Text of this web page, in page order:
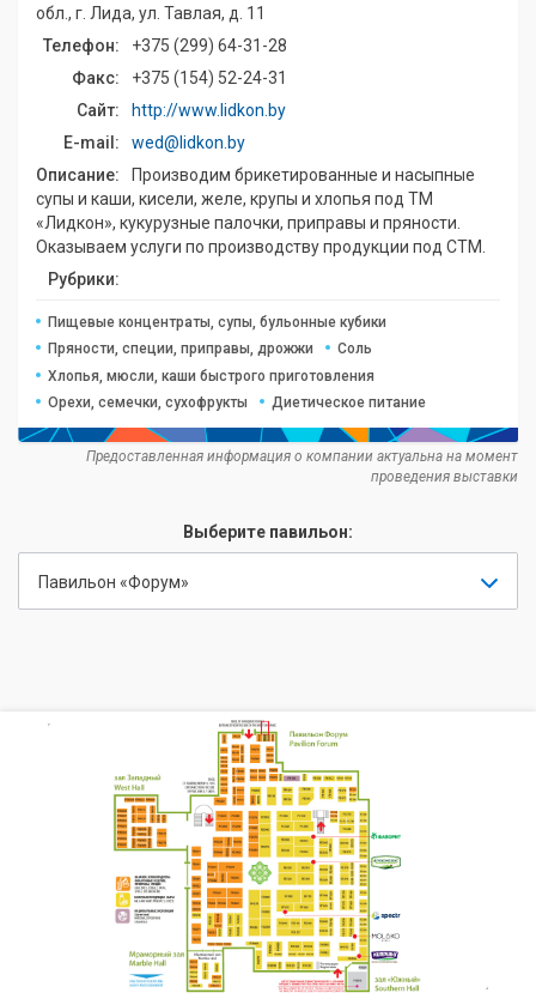
обл., г. Лида, ул. Тавлая, д. 11
Телефон:
+375 (299) 64-31-28
Факс:
+375 (154) 52-24-31
Сайт:
http://www.lidkon.by
E-mail:
wed@lidkon.by
Описание:
Производим брикетированные и насыпные
супы и каши, кисели, желе, крупы и хлопья под ТМ
«Лидкон», кукурузные палочки, приправы и пряности.
Оказываем услуги по производству продукции под СТМ.
Рубрики:
Пищевые концентраты, супы, бульонные кубики
Пряности, специи, приправы, дрожжи
Соль
Хлопья, мюсли, каши быстрого приготовления
Орехи, семечки, сухофрукты
Диетическое питание
Предоставленная информация о компании актуальна на момент
проведения выставки
Выберите павильон:
Павильон «Форум»